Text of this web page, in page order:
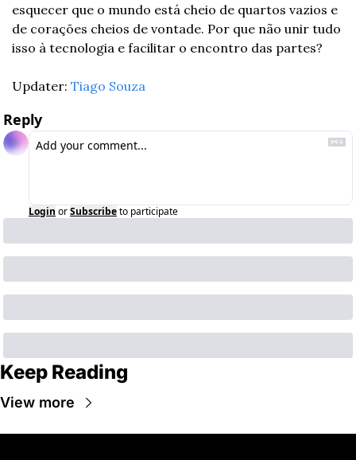
esquecer que o mundo está cheio de quartos vazios e
de corações cheios de vontade. Por que não unir tudo
isso à tecnologia e facilitar o encontro das partes?
Updater: Tiago Souza
Reply
Login orSubscribeto participate
Keep Reading
View more